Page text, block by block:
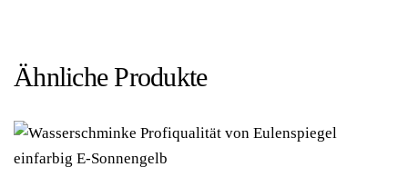
Ähnliche Produkte